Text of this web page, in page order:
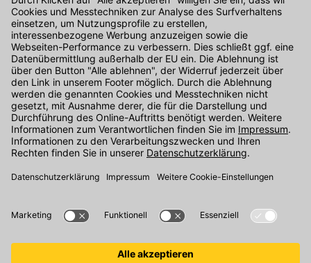
Kontakt
Unser Onlineshop Team ist montags bis freitags von 08:00 - 17:00
Uhr unter der Telefonnummer07071 / 151-151für Sie erreichbar.
Alternativ können Sie unser Kontaktformular nutzen.
Den Kontakt direkt in unsere Niederlassungen finden Sie